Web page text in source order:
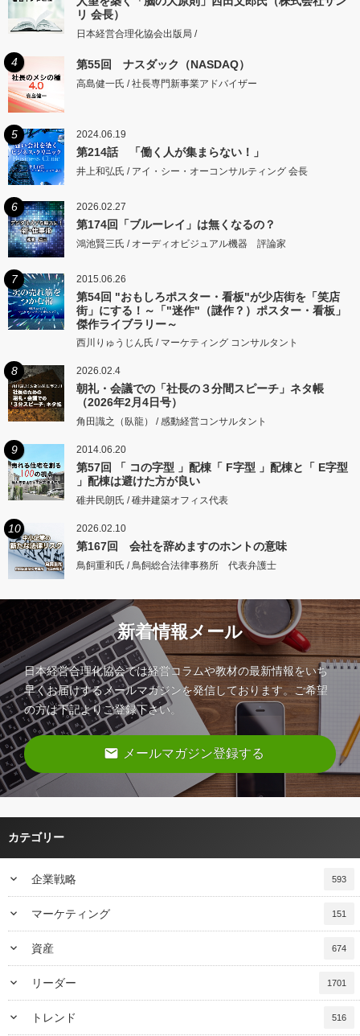
リ 会長）
日本経営合理化協会出版局 /
4 第55回 ナスダック（NASDAQ）
高島健一氏 / 社長専門新事業アドバイザー
5 2024.06.19
第214話 「働く人が集まらない！」
井上和弘氏 / アイ・シー・オーコンサルティング 会長
6 2026.02.27
第174回「ブルーレイ」は無くなるの？
鴻池賢三氏 / オーディオビジュアル機器 評論家
7 2015.06.26
第54回 "おもしろポスター・看板"が少店街を「笑店
街」にする！～「"迷作"（謎作？）ポスター・看板」
傑作ライブラリー～
西川りゅうじん氏 / マーケティング コンサルタント
8 2026.02.4
朝礼・会議での「社長の３分間スピーチ」ネタ帳
（2026年2月4日号）
角田識之（臥龍） / 感動経営コンサルタント
9 2014.06.20
第57回 「 コの字型 」配棟「 F字型 」配棟と「 E字型
」配棟は避けた方が良い
碓井民朗氏 / 碓井建築オフィス代表
10 2026.02.10
第167回 会社を辞めますのホントの意味
鳥飼重和氏 / 鳥飼総合法律事務所 代表弁護士
新着情報メール
日本経営合理化協会では経営コラムや教材の最新情報をいち
早くお届けするメールマガジンを発信しております。ご希望
の方は下記よりご登録下さい。
email メールマガジン登録する
カテゴリー
keyboard_arrow_down 企業戦略 593
keyboard_arrow_down マーケティング 151
keyboard_arrow_down 資産 674
keyboard_arrow_down リーダー 1701
keyboard_arrow_down トレンド 516